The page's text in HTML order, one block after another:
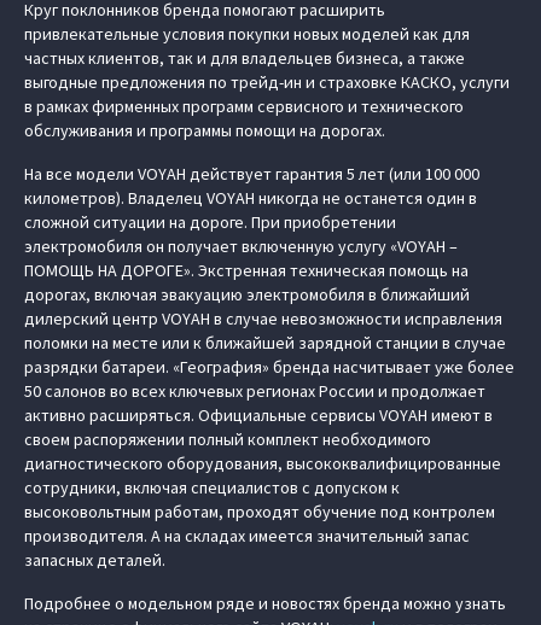
Круг поклонников бренда помогают расширить
привлекательные условия покупки новых моделей как для
частных клиентов, так и для владельцев бизнеса, а также
выгодные предложения по трейд-ин и страховке КАСКО, услуги
в рамках фирменных программ сервисного и технического
обслуживания и программы помощи на дорогах.
На все модели VOYAH действует гарантия 5 лет (или 100 000
километров). Владелец VOYAH никогда не останется один в
сложной ситуации на дороге. При приобретении
электромобиля он получает включенную услугу «VOYAH –
ПОМОЩЬ НА ДОРОГЕ». Экстренная техническая помощь на
дорогах, включая эвакуацию электромобиля в ближайший
дилерский центр VOYAH в случае невозможности исправления
поломки на месте или к ближайшей зарядной станции в случае
разрядки батареи. «География» бренда насчитывает уже более
50 салонов во всех ключевых регионах России и продолжает
активно расширяться. Официальные сервисы VOYAH имеют в
своем распоряжении полный комплект необходимого
диагностического оборудования, высококвалифицированные
сотрудники, включая специалистов с допуском к
высоковольтным работам, проходят обучение под контролем
производителя. А на складах имеется значительный запас
запасных деталей.
Подробнее о модельном ряде и новостях бренда можно узнать